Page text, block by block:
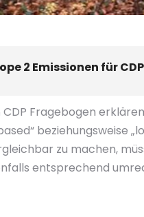
2 Emissionen für
Fragebogen
beziehungsweise
zu machen,
entsprechend